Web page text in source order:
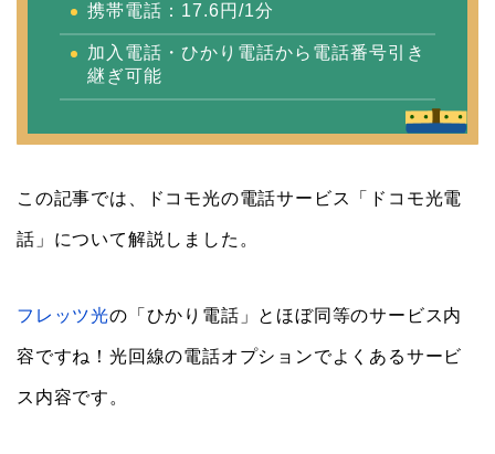
携帯電話：17.6円/1分
加入電話・ひかり電話から電話番号引き
継ぎ可能
この記事では、ドコモ光の電話サービス「ドコモ光電
話」について解説しました。
フレッツ光の「ひかり電話」とほぼ同等のサービス内
容ですね！光回線の電話オプションでよくあるサービ
ス内容です。